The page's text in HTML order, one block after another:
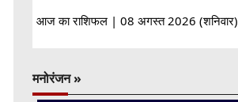
आज का राशिफल | 08 अगस्त 2026 (शनिवार)
मनोरंजन »